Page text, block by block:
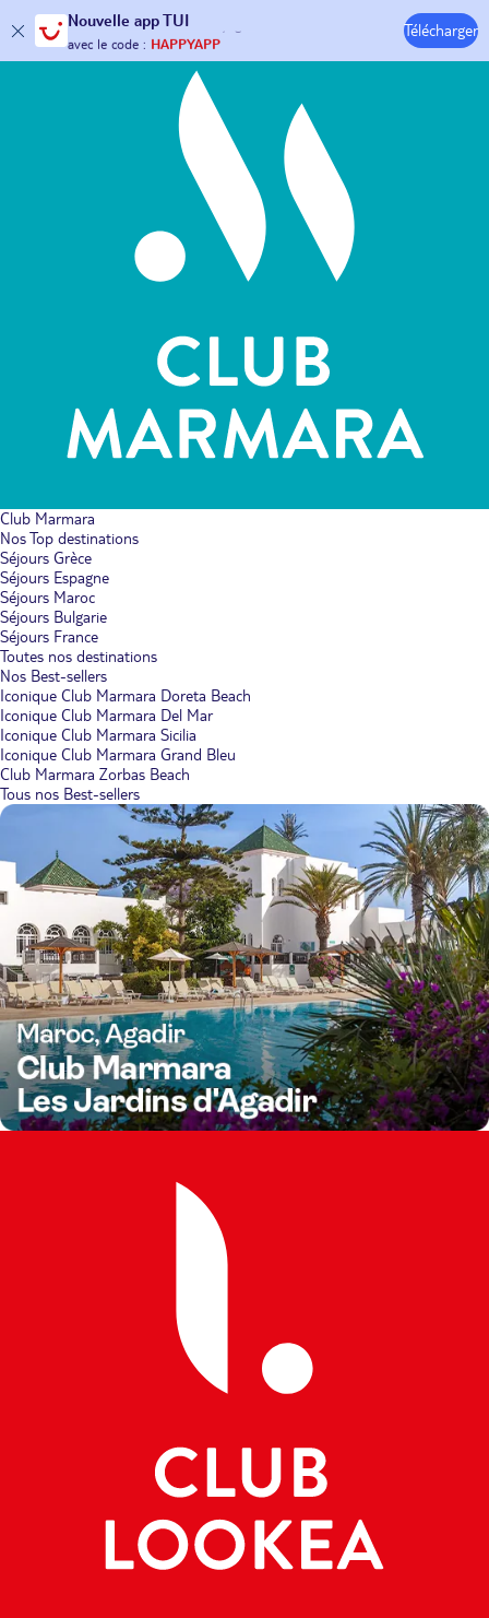
Nouvelle app TUI
30€ offerts*sur votrevoyage !
avec le code :HAPPYAPP
Télécharger
Hôtels & Clubs
Club Marmara
Nos Top destinations
Séjours Grèce
Séjours Espagne
Séjours Maroc
Séjours Bulgarie
Séjours France
Toutes nos destinations
Nos Best-sellers
Iconique Club Marmara Doreta Beach
Iconique Club Marmara Del Mar
Iconique Club Marmara Sicilia
Iconique Club Marmara Grand Bleu
Club Marmara Zorbas Beach
Tous nos Best-sellers